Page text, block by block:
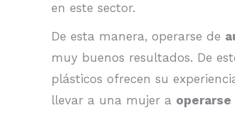
en este sector.
De esta manera, operarse de
muy buenos resultados. De
plásticos ofrecen su
llevar a una mujer a operarse